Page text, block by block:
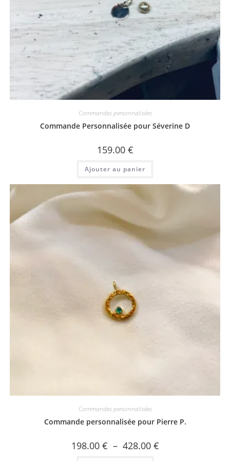
Commandes personnalisées
Commande Personnalisée pour Séverine D
159.00 €
Ajouter au panier
Commandes personnalisées
Commande personnalisée pour Pierre P.
198.00 € – 428.00 €Plage
de